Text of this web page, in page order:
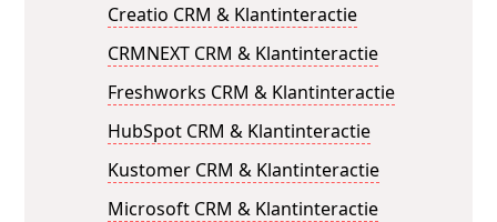
Creatio CRM & Klantinteractie
CRMNEXT CRM & Klantinteractie
Freshworks CRM & Klantinteractie
HubSpot CRM & Klantinteractie
Kustomer CRM & Klantinteractie
Microsoft CRM & Klantinteractie